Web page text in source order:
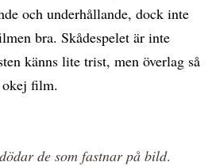
och underhållande, dock inte
bra. Skådespelet är inte
känns lite trist, men överlag så
okej film.
de som fastnar på bild.